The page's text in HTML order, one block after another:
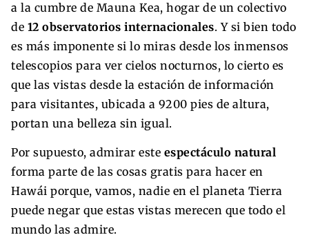
a la cumbre de Mauna Kea, hogar de un colectivo
de 12 observatorios internacionales. Y si bien todo
es más imponente si lo miras desde los inmensos
telescopios para ver cielos nocturnos, lo cierto es
que las vistas desde la estación de información
para visitantes, ubicada a 9200 pies de altura,
portan una belleza sin igual.
Por supuesto, admirar este espectáculo natural
forma parte de las cosas gratis para hacer en
Hawái porque, vamos, nadie en el planeta Tierra
puede negar que estas vistas merecen que todo el
mundo las admire.